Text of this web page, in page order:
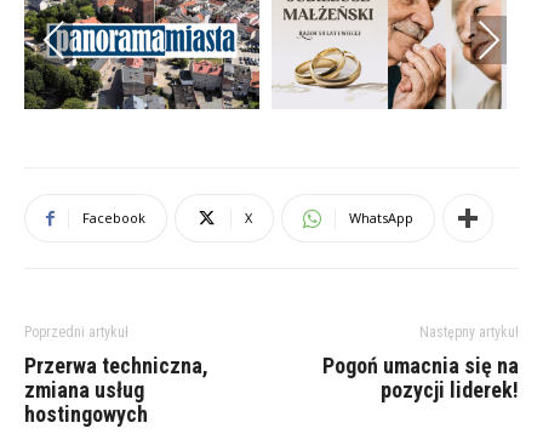
Previous Next
Facebook X WhatsApp
Poprzedni artykuł
Przerwa techniczna,
zmiana usług
hostingowych
Następny artykuł
Pogoń umacnia się na
pozycji liderek!